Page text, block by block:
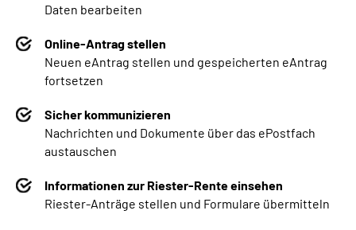
Daten bearbeiten
Online-Antrag stellen
Neuen eAntrag stellen und gespeicherten eAntrag
fortsetzen
Sicher kommunizieren
Nachrichten und Dokumente über das ePostfach
austauschen
Informationen zur Riester-Rente einsehen
Riester-Anträge stellen und Formulare übermitteln